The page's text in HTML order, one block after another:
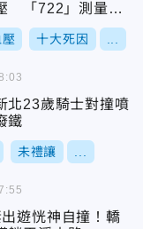
「722」測量護
十大死因
北23歲騎士對撞噴
鐵
未禮讓
遊恍神自撞！轎